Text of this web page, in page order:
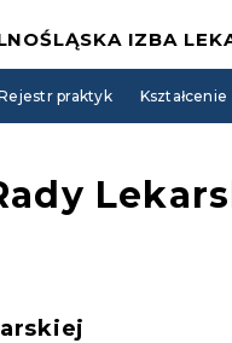
IZBA
praktyk Kształcenie